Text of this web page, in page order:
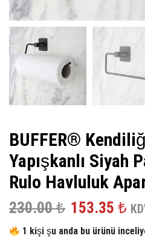
BUFFER®
Yapışkanlı Siyah
Rulo Havluluk
230.00₺ Orijinal
fiyat:
153.35 ₺ Şu
1 kişi şu anda bu ürünü